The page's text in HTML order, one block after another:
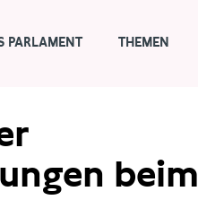
PARLAMENT THEMEN
beim